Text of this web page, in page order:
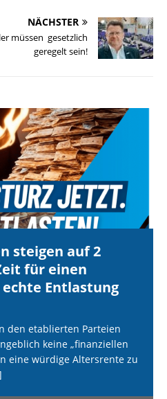
NÄCHSTER
müssen gesetzlich
geregelt sein!
steigen auf 2
für einen
Entlastung
den etablierten Parteien
keine „finanziellen
eine würdige Altersrente zu